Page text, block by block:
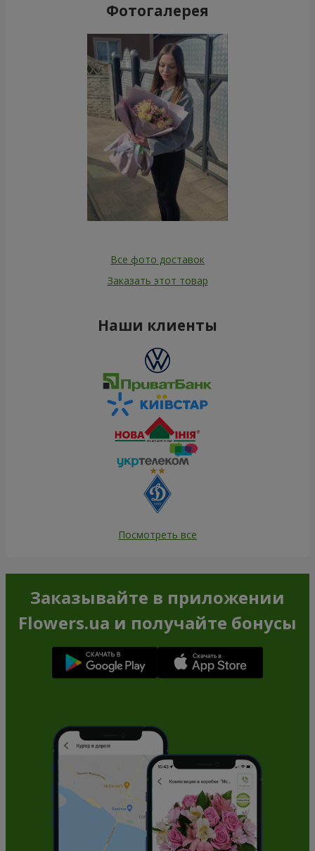
Фотогалерея
Все фото доставок
Заказать этот товар
Наши клиенты
Посмотреть все
Заказывайте в приложении
Flowers.ua и получайте бонусы